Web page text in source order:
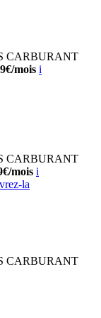
CARBURANT
mois i
CARBURANT
mois i
la
CARBURANT